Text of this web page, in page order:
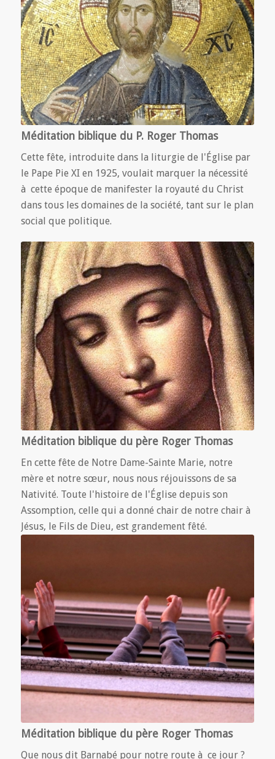
Méditation biblique du P. Roger Thomas
Cette fête, introduite dans la liturgie de l'Église par
le Pape Pie XI en 1925, voulait marquer la nécessité
à cette époque de manifester la royauté du Christ
dans tous les domaines de la société, tant sur le plan
social que politique.
Méditation biblique du père Roger Thomas
En cette fête de Notre Dame-Sainte Marie, notre
mère et notre sœur, nous nous réjouissons de sa
Nativité. Toute l'histoire de l'Église depuis son
Assomption, celle qui a donné chair de notre chair à
Jésus, le Fils de Dieu, est grandement fêté.
Méditation biblique du père Roger Thomas
Que nous dit Barnabé pour notre route à ce jour ?